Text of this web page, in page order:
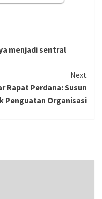
menjadi sentral
Next
Rapat Perdana: Susun
Penguatan Organisasi